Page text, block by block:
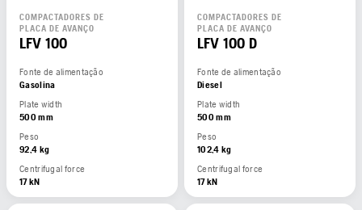
COMPACTADORES DE
PLACA DE AVANÇO
LFV 100
Fonte de alimentação
Gasolina
Plate width
500 mm
Peso
92,4 kg
Centrifugal force
17 kN
COMPACTADORES DE
PLACA DE AVANÇO
LFV 100 D
Fonte de alimentação
Diesel
Plate width
500 mm
Peso
102,4 kg
Centrifugal force
17 kN